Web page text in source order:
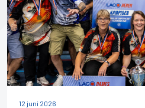
12 juni 2026